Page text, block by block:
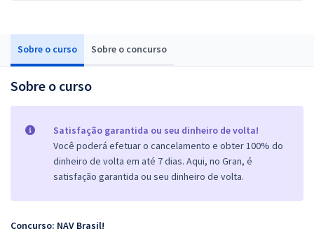
Sobre o curso Sobre o concurso
Sobre o curso
Satisfação garantida ou seu dinheiro de volta!
Você poderá efetuar o cancelamento e obter 100% do
dinheiro de volta em até 7 dias. Aqui, no Gran, é
satisfação garantida ou seu dinheiro de volta.
Concurso: NAV Brasil!